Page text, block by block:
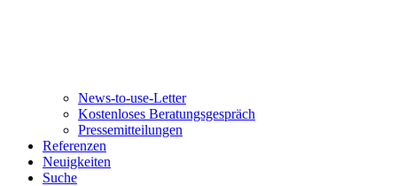
News-to-use-Letter
Kostenloses Beratungsgespräch
Pressemitteilungen
Referenzen
Neuigkeiten
Suche